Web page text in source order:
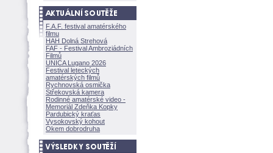
F.A.F. festival amatérského
filmu
HAH Dolná Strehov
FAF - Festival Ambroziádních
Filmů
UNICA Lugano 2026
Festival leteckých
amatérských filmů
Rychnovská osmička
Střekovská kamera
Rodinné amatérské video -
Memoriál Zdeňka Kopky
Pardubický kraťas
Vysokovský kohout
Okem dobrodruha